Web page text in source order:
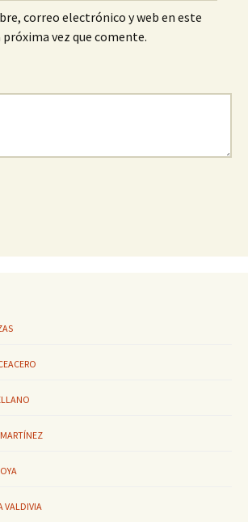
correo electrónico y web en este
vez que comente.
VALDIVIA